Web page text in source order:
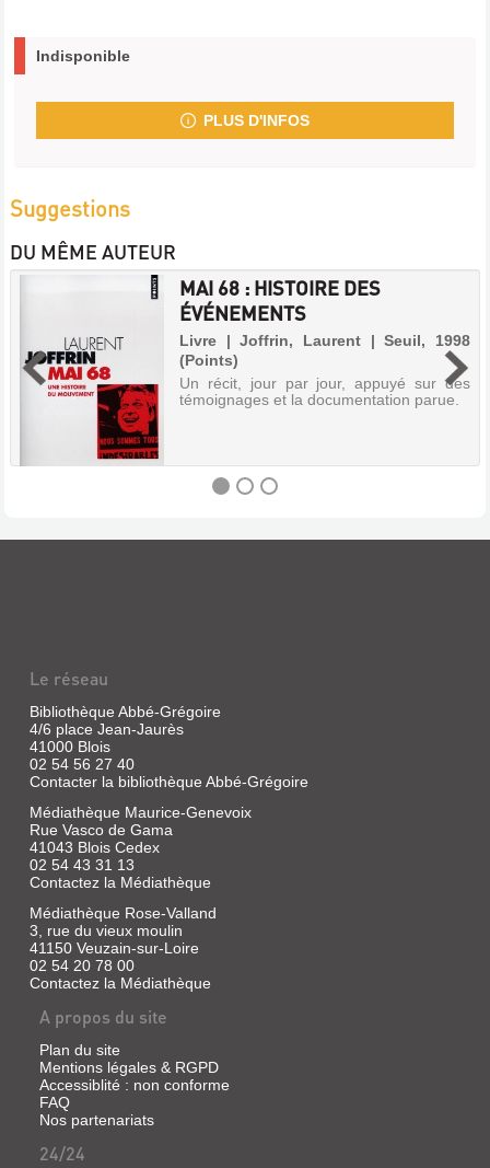
Indisponible
PLUS D'INFOS
Suggestions
DU MÊME AUTEUR
MAI 68 : HISTOIRE DES
ÉVÉNEMENTS
Livre | Joffrin, Laurent | Seuil, 1998
(Points)
Un récit, jour par jour, appuyé sur des
témoignages et la documentation parue.
ÉVÉNEMENTS
Livre
Joffrin,
Laurent
Seuil,
1998
(Points)
Un
récit,
jour
par
jour,
appuyé
sur
des
documentation
parue.
LA
Le réseau
Bibliothèque Abbé-Grégoire
4/6 place Jean-Jaurès
41000 Blois
02 54 56 27 40
Contacter la bibliothèque Abbé-Grégoire
Médiathèque Maurice-Genevoix
Rue Vasco de Gama
41043 Blois Cedex
02 54 43 31 13
Contactez la Médiathèque
Médiathèque Rose-Valland
3, rue du vieux moulin
41150 Veuzain-sur-Loire
02 54 20 78 00
Contactez la Médiathèque
A propos du site
Plan du site
Mentions légales & RGPD
Accessiblité : non conforme
FAQ
Nos partenariats
24/24